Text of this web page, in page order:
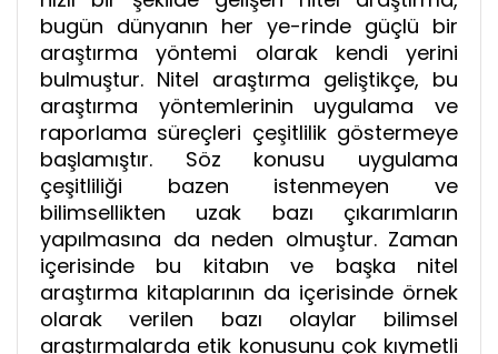
bugün dünyanın her ye-rinde güçlü bir
araştırma yöntemi olarak kendi yerini
bulmuştur. Nitel araştırma geliştikçe, bu
araştırma yöntemlerinin uygulama ve
raporlama süreçleri çeşitlilik göstermeye
başlamıştır. Söz konusu uygulama
çeşitliliği bazen istenmeyen ve
bilimsellikten uzak bazı çıkarımların
yapılmasına da neden olmuştur. Zaman
içerisinde bu kitabın ve başka nitel
araştırma kitaplarının da içerisinde örnek
olarak verilen bazı olaylar bilimsel
araştırmalarda etik konusunu çok kıymetli